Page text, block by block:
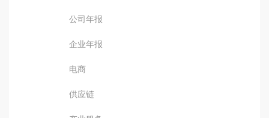
公司年报
企业年报
电商
供应链